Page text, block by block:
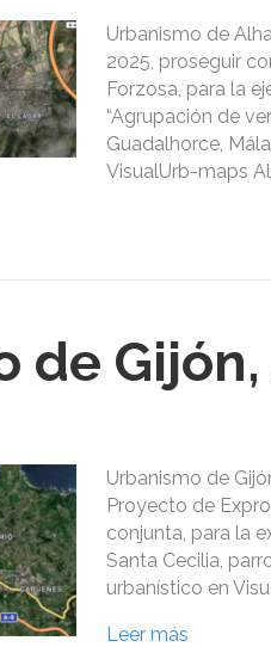
Urbanismo de
2025, proseguir
Forzosa, para la
“Agrupación de
Guadalhorce,
VisualUrb-maps
de
Urbanismo de
Proyecto de
conjunta, para la
Santa Cecilia,
urbanístico en
Leer más